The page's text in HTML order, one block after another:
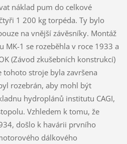
náklad pum do celkové
1 200 kg torpéda. Ty bylo
na vnější závěsníky. Montáž
1 se rozeběhla v roce 1933 a
(Závod zkušebních konstrukcí)
tohoto stroje byla završena
rozebrán, aby mohl být
hydroplánů institutu CAGI,
Vzhledem k tomu, že
došlo k havárii prvního
dálkového